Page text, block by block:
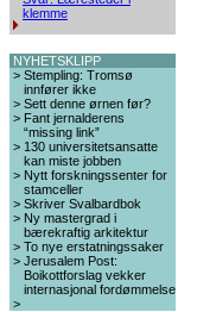
klemme
NYHETSKLIPP
> Stempling: Tromsø
innfører ikke
> Sett denne ørnen før?
> Fant jernalderens
“missing link”
> 130 universitetsansatte
kan miste jobben
> Nytt forskningssenter for
stamceller
> Skriver Svalbardbok
> Ny mastergrad i
bærekraftig arkitektur
> To nye erstatningssaker
> Jerusalem Post:
Boikottforslag vekker
internasjonal fordømmelse
>